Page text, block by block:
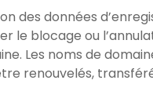
des données
le blocage ou
Les noms de
renouvelés,